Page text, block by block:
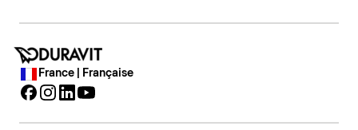
France | Française